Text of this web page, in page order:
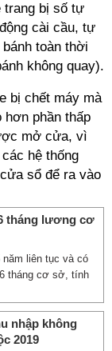
trang bị số tự
cài cầu, tự
toàn thời
không quay).
bị chết máy mà
phần thấp
mở cửa, vì
hệ thống
sổ để ra vào
tháng lương cơ
liên tục và có
tháng cơ sở, tính
nhập không
2019